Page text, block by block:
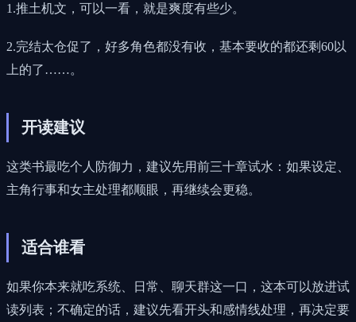
1.推土机文，可以一看，就是爽度有些少。
2.完结太仓促了，好多角色都没有收，基本要收的都还剩60以
上的了……。
开读建议
这类书最吃个人防御力，建议先用前三十章试水：如果设定、
主角行事和女主处理都顺眼，再继续会更稳。
适合谁看
如果你本来就吃系统、日常、聊天群这一口，这本可以放进试
读列表；不确定的话，建议先看开头和感情线处理，再决定要